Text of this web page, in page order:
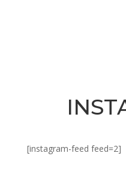
[instagram-feed feed=2]